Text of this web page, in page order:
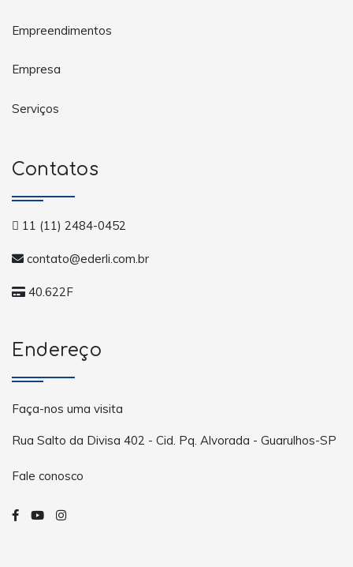
Empreendimentos
Empresa
Serviços
Contatos
11 (11) 2484-0452
contato@ederli.com.br
40.622F
Endereço
Faça-nos uma visita
Rua Salto da Divisa 402 - Cid. Pq. Alvorada - Guarulhos-SP
Fale conosco